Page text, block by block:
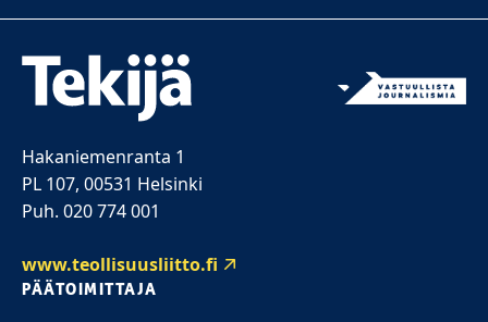
Hakaniemenranta 1
PL 107, 00531 Helsinki
Puh. 020 774 001
www.teollisuusliitto.fi
PÄÄTOIMITTAJA